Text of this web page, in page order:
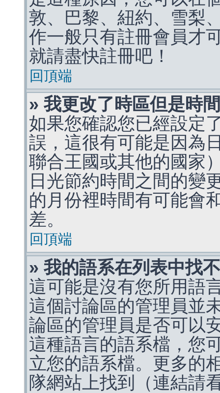
敦、巴黎、紐約、雪梨
作一般只有註冊會員才
就請盡快註冊吧！
回頂端
» 我更改了時區但是時
如果您確認您已經設定
誤，這很有可能是因為
聯合王國或其他的國家
日光節約時間之間的變
的月份裡時間有可能會
差。
回頂端
» 我的語系在列表中找
這可能是沒有您所用語
這個討論區的管理員並
論區的管理員是否可以
這種語言的語系檔，您
立您的語系檔。更多的
隊網站上找到（連結請